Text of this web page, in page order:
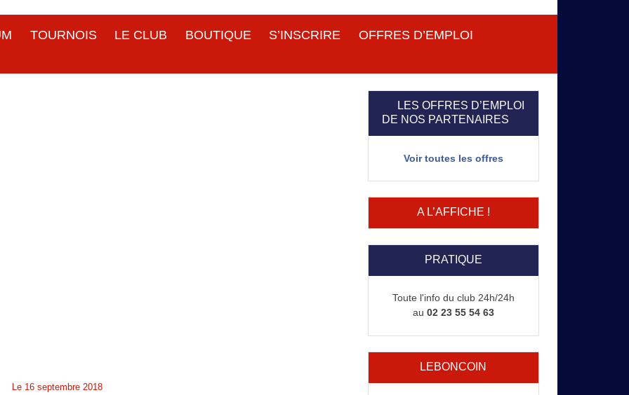
TOURNOIS LE CLUB BOUTIQUE S’INSCRIRE OFFRES D’EMPLOI
Le 16 septembre 2018
LES OFFRES D’EMPLOI
DE NOS PARTENAIRES
Voir toutes les offres
A L’AFFICHE !
PRATIQUE
Toute l'info du club 24h/24h
au 02 23 55 54 63
LEBONCOIN